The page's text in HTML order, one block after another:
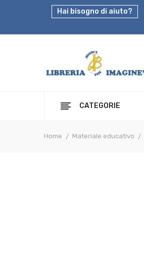
Hai bisogno di aiuto?
CATEGORIE
Home Materiale educativo